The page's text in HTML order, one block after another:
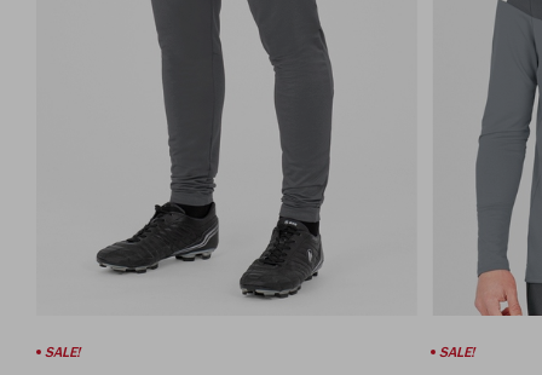
SALE! SALE!